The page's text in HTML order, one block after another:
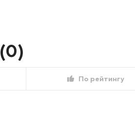
0)
По рейтингу